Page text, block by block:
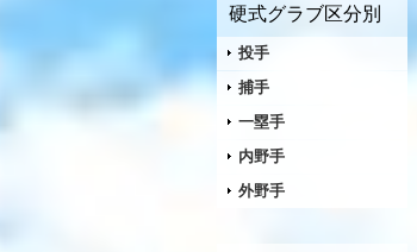
硬式グラブ区分別
投手
捕手
一塁手
内野手
外野手